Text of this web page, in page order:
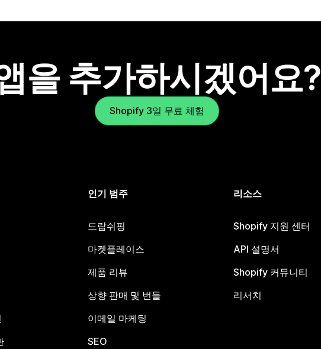
을 추가하시겠어요?
Shopify 3일 무료 체험
인기 범주
드랍쉬핑
마켓플레이스
제품 리뷰
상향 판매 및 번들
이메일 마케팅
SEO
리소스
Shopify 지원 센터
API 설명서
Shopify 커뮤니티
리서치